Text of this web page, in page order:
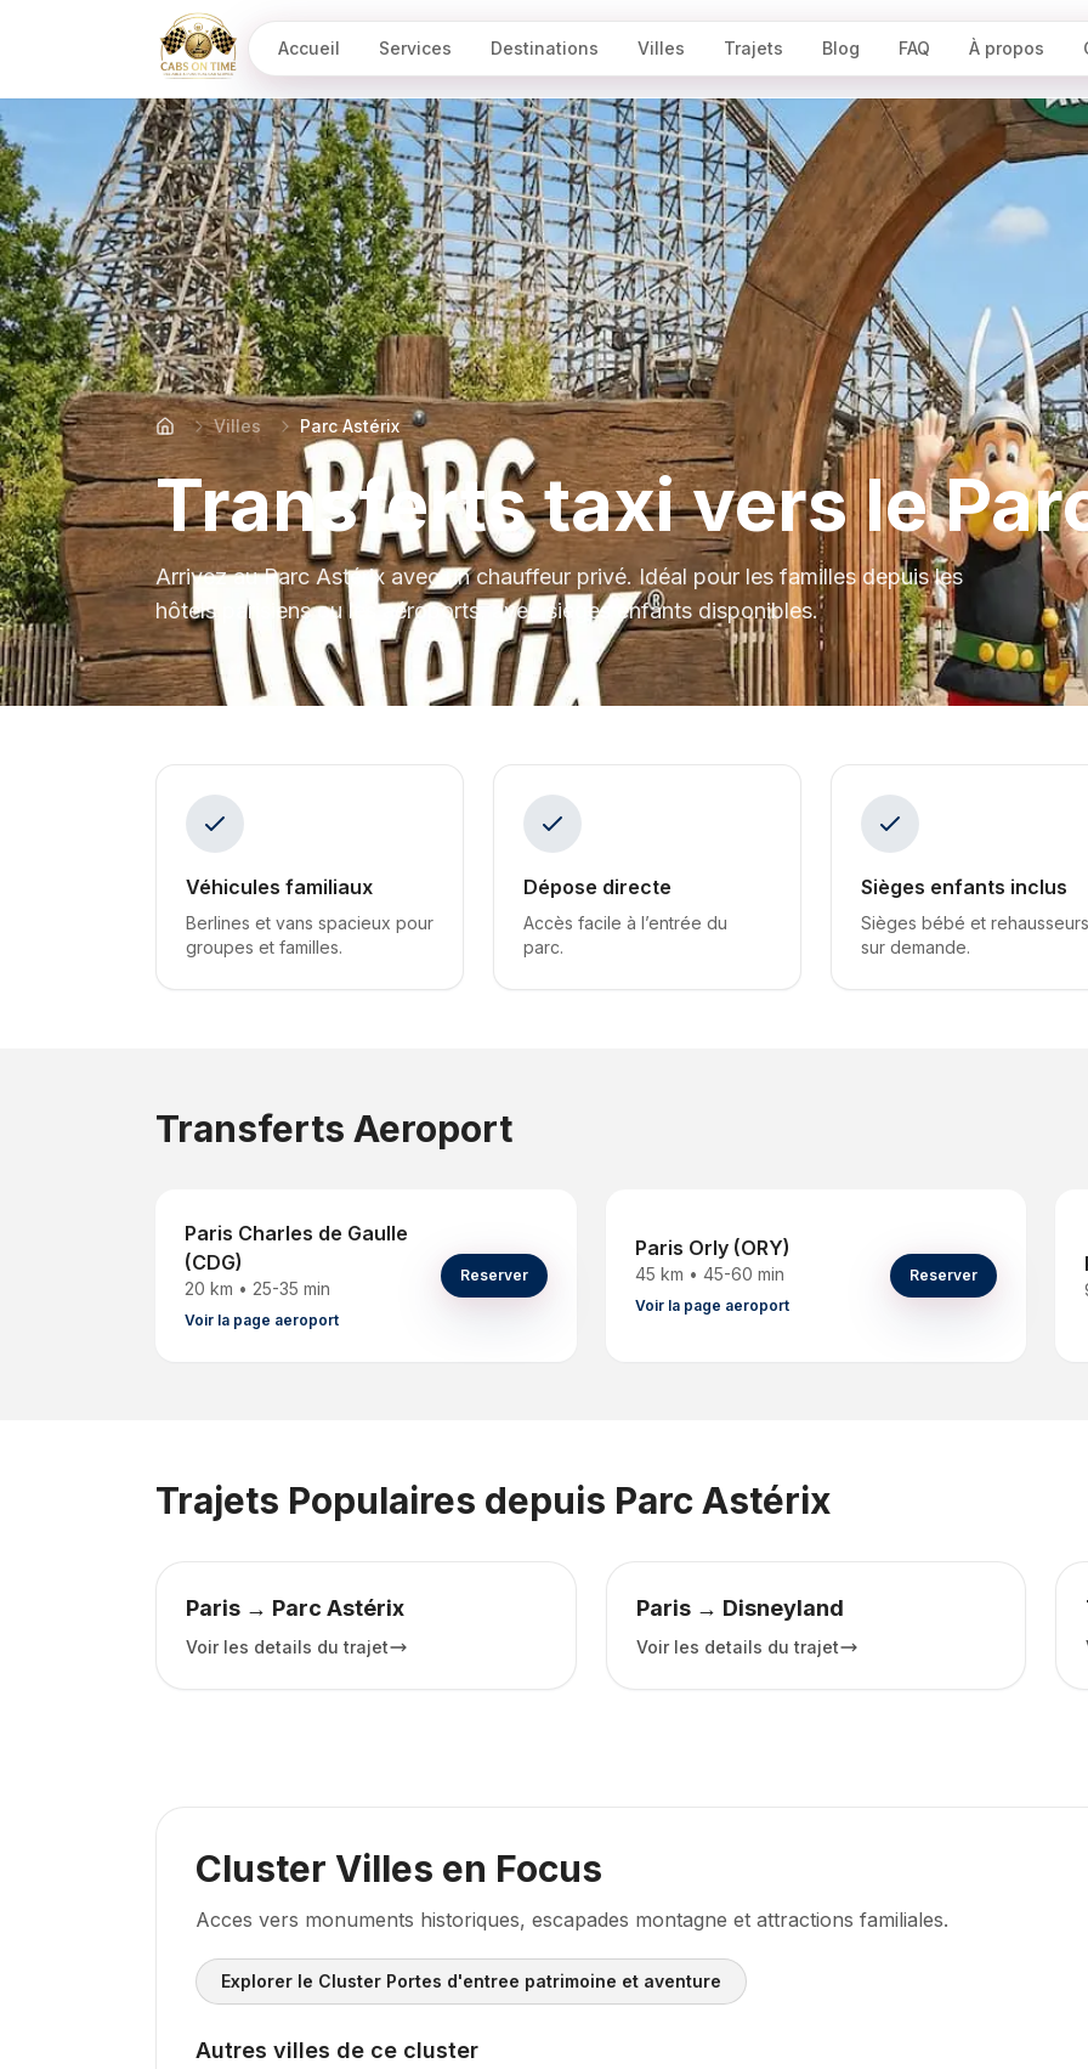
CabsOnTime
Accueil Services Destinations Villes Trajets Blog FAQ À propos
Villes Parc Astérix
Transferts taxi vers le
Arrivez au Parc Astérix avec un chauffeur privé. Idéal pour les familles depuis les
hôtels parisiens ou les aéroports, avec sièges enfants disponibles.
Véhicules familiaux
Berlines et vans spacieux pour
groupes et familles.
Dépose directe
Accès facile à l’entrée du
parc.
Sièges enfants inclus
Sièges bébé et rehausseurs
sur demande.
Transferts Aeroport
Paris Charles de Gaulle
(CDG)
20 km • 25-35 min
Voir la page aeroport
Reserver
Paris Orly (ORY)
45 km • 45-60 min
Voir la page aeroport
Reserver
Trajets Populaires depuis Parc Astérix
Paris → Parc Astérix
Voir les details du trajet
Paris → Disneyland
Voir les details du trajet
Cluster Villes en Focus
Acces vers monuments historiques, escapades montagne et attractions familiales.
Explorer le Cluster Portes d'entree patrimoine et aventure
Autres villes de ce cluster